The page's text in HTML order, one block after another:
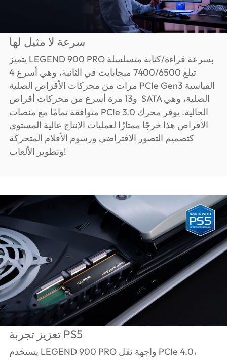
سرعة لا مثيل لها
يتميز LEGEND 900 PRO بسرعة قراءة/كتابة متسلسلة
تبلغ 7400/6500 ميجابايت في الثانية، وهي أسرع 4
مرات من محركات الأقراص الصلبة PCIe Gen3 القياسية
و13 مرة أسرع من محركات أقراص SATA الصلبة، وهي
متوافقة تمامًا مع منصات PCIe 3.0 الحالية. يوفر محرك
الأقراص هذا خرجًا ممتازًا لعمليات الإنتاج عالية المستوى
كتصميم التصور الافتراضي ورسوم الأفلام المتحركة
وتطوير الألعاب!
تعزيز تجربة PS5
يستخدم LEGEND 900 PRO واجهة نقل PCIe 4.0،